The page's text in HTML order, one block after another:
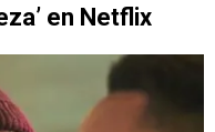
en Netflix